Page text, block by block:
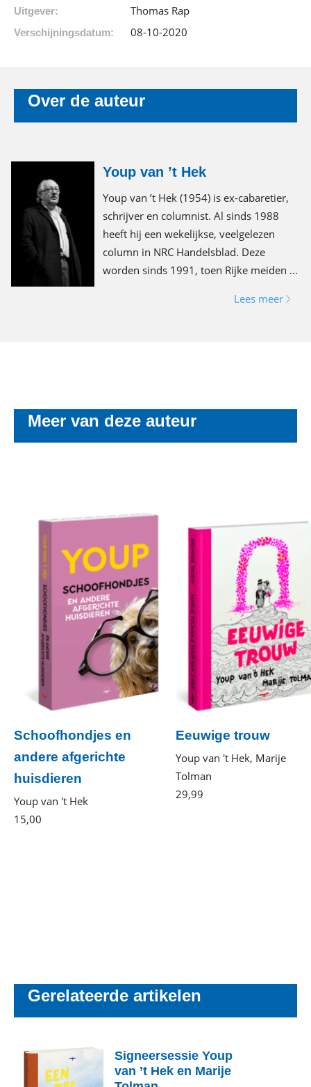
Uitgever: Thomas Rap
Verschijningsdatum: 08-10-2020
Over de auteur
Youp van ’t Hek
Youp van ’t Hek (1954) is ex-cabaretier,
schrijver en columnist. Al sinds 1988
heeft hij een wekelijkse, veelgelezen
column in NRC Handelsblad. Deze
worden sinds 1991, toen Rijke meiden ...
Lees meer
Meer van deze auteur
Schoofhondjes en
andere afgerichte
huisdieren
Youp van 't Hek
15,00
Eeuwige trouw
Youp van 't Hek, Marije
Tolman
29,99
Gerelateerde artikelen
Signeersessie Youp
van ’t Hek en Marije